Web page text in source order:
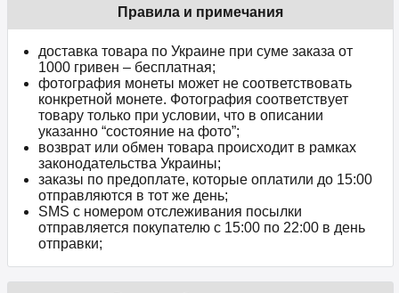
Правила и примечания
доставка товара по Украине при суме заказа от
1000 гривен – бесплатная;
фотография монеты может не соответствовать
конкретной монете. Фотография соответствует
товару только при условии, что в описании
указанно “состояние на фото”;
возврат или обмен товара происходит в рамках
законодательства Украины;
заказы по предоплате, которые оплатили до 15:00
отправляются в тот же день;
SMS с номером отслеживания посылки
отправляется покупателю с 15:00 по 22:00 в день
отправки;